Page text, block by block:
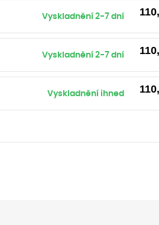
Vyskladnění 2-7 dní
Vyskladnění 2-7 dní
Vyskladnění ihned